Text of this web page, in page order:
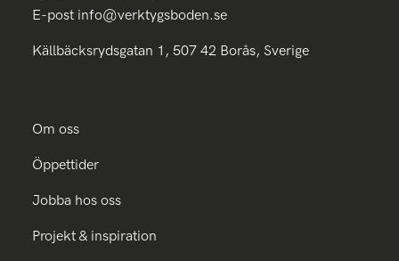
E-post info@verktygsboden.se
Källbäcksrydsgatan 1, 507 42 Borås, Sverige
Om oss
Öppettider
Jobba hos oss
Projekt & inspiration